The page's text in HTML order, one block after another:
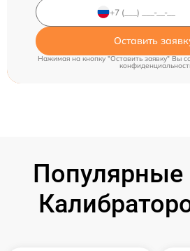
Оставить
Нажимая на кнопку "Оставить заявку" Вы
Популярные